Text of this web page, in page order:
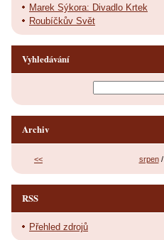
Marek Sýkora: Divadlo Krtek
Roubíčkův Svět
Vyhledávání
Archiv
<< srpen/
RSS
Přehled zdrojů